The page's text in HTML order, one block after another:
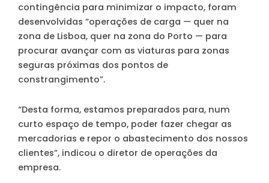
contingência para minimizar o impacto, foram
desenvolvidas “operações de carga — quer na
zona de Lisboa, quer na zona do Porto — para
procurar avançar com as viaturas para zonas
seguras próximas dos pontos de
constrangimento”.
“Desta forma, estamos preparados para, num
curto espaço de tempo, poder fazer chegar as
mercadorias e repor o abastecimento dos nossos
clientes”, indicou o diretor de operações da
empresa.